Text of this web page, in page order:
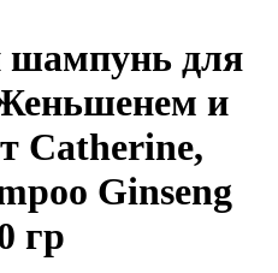
для
и
Catherine,
Ginseng
гр